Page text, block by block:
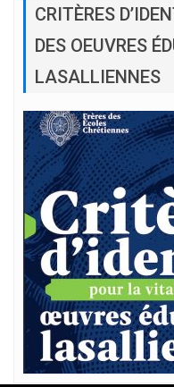
CRITÈRES
DES OEUVRES
LASALLIENNES